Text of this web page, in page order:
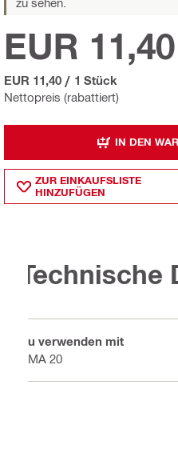
Nettopreis (rabattiert)
EUR 11,40
EUR 11,40 / 1 Stück
IN DEN
ZUR EINKAUFSLISTE
HINZUFÜGEN
Technische
Zu verwenden mit
PMA 20